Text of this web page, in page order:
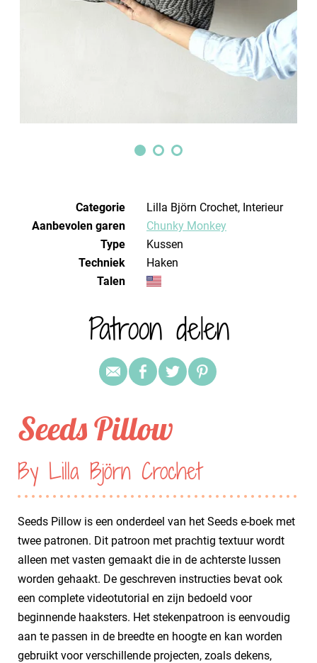
Categorie
Lilla Björn Crochet, Interieur
Aanbevolen garen
Chunky Monkey
Type
Kussen
Techniek
haken
Talen
Patroon delen
Seeds Pillow
By Lilla Björn Crochet
Seeds Pillow is een onderdeel van het Seeds e-boek met
twee patronen. Dit patroon met prachtig textuur wordt
alleen met vasten gemaakt die in de achterste lussen
worden gehaakt. De geschreven instructies bevat ook
een complete videotutorial en zijn bedoeld voor
beginnende haaksters. Het stekenpatroon is eenvoudig
aan te passen in de breedte en hoogte en kan worden
gebruikt voor verschillende projecten, zoals dekens,